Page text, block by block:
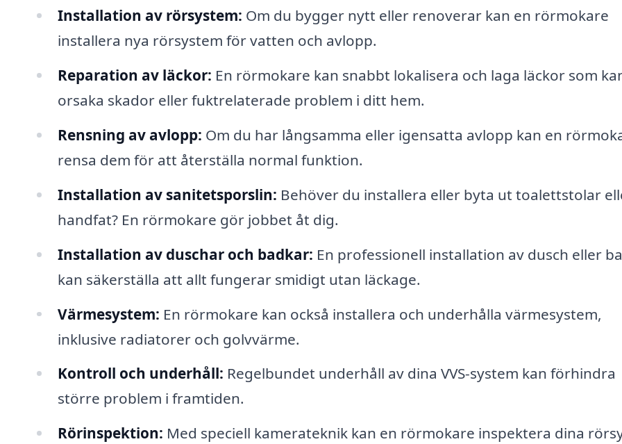
Installation av rörsystem: Om du bygger nytt eller renoverar kan en rörmokare
installera nya rörsystem för vatten och avlopp.
Reparation av läckor: En rörmokare kan snabbt lokalisera och laga läckor som
orsaka skador eller fuktrelaterade problem i ditt hem.
Rensning av avlopp: Om du har långsamma eller igensatta avlopp kan en
rensa dem för att återställa normal funktion.
Installation av sanitetsporslin: Behöver du installera eller byta ut toalettstolar
handfat? En rörmokare gör jobbet åt dig.
Installation av duschar och badkar: En professionell installation av dusch eller
kan säkerställa att allt fungerar smidigt utan läckage.
Värmesystem: En rörmokare kan också installera och underhålla värmesystem,
inklusive radiatorer och golvvärme.
Kontroll och underhåll: Regelbundet underhåll av dina VVS-system kan förhindra
större problem i framtiden.
Rörinspektion: Med speciell kamerateknik kan en rörmokare inspektera dina